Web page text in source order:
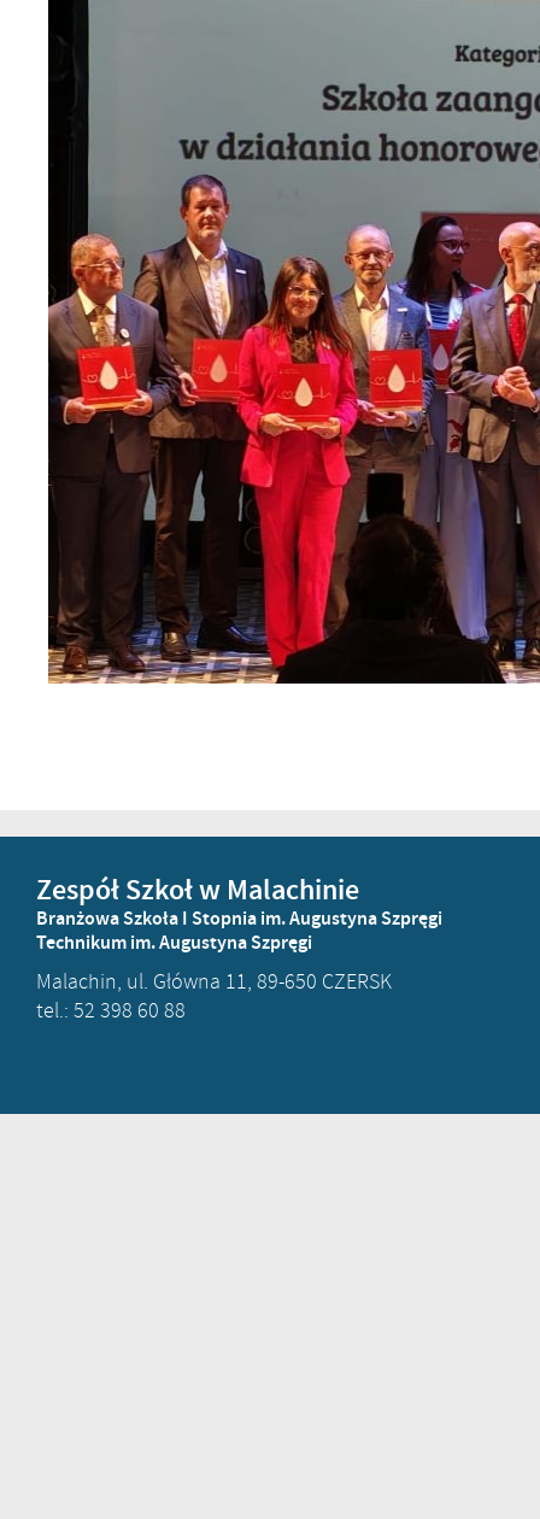
Zespół Szkoł w Malachinie
Branżowa Szkoła I Stopnia im. Augustyna Szpręgi
Technikum im. Augustyna Szpręgi
Malachin, ul. Główna 11, 89-650 CZERSK
tel.: 52 398 60 88